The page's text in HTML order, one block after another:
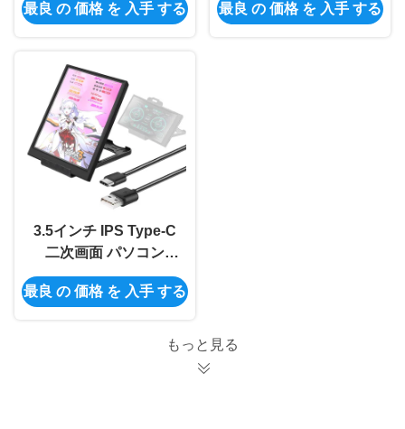
RAM HDD 320x480
最良 の 価格 を 入手 する
小型二次モニター
最良 の 価格 を 入手 する
3.5インチ IPS Type-C
二次画面 パソコン
CPU GPU RAM HDD
モニター USB ディス
最良 の 価格 を 入手 する
もっと見る